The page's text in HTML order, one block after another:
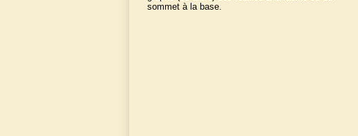
sommet à la base.